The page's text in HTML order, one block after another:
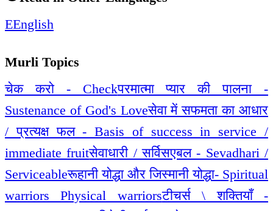
EEnglish
Murli Topics
चेक करो - Checkपरमात्मा प्यार की पालना -
Sustenance of God's Loveसेवा में सफमता का आधार
/ प्रत्यक्ष फल - Basis of success in service /
immediate fruitसेवाधारी / सर्विसएबल - Sevadhari /
Serviceableरूहानी योद्धा और जिस्मानी योद्धा- Spiritual
warriors Physical warriorsटीचर्स \ शक्तियाँ -